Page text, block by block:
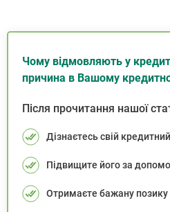
Чому відмовляють у
причина в Вашому
Після прочитання нашої
Дізнаєтесь свій
Підвищите його за
Отримаєте бажану позику